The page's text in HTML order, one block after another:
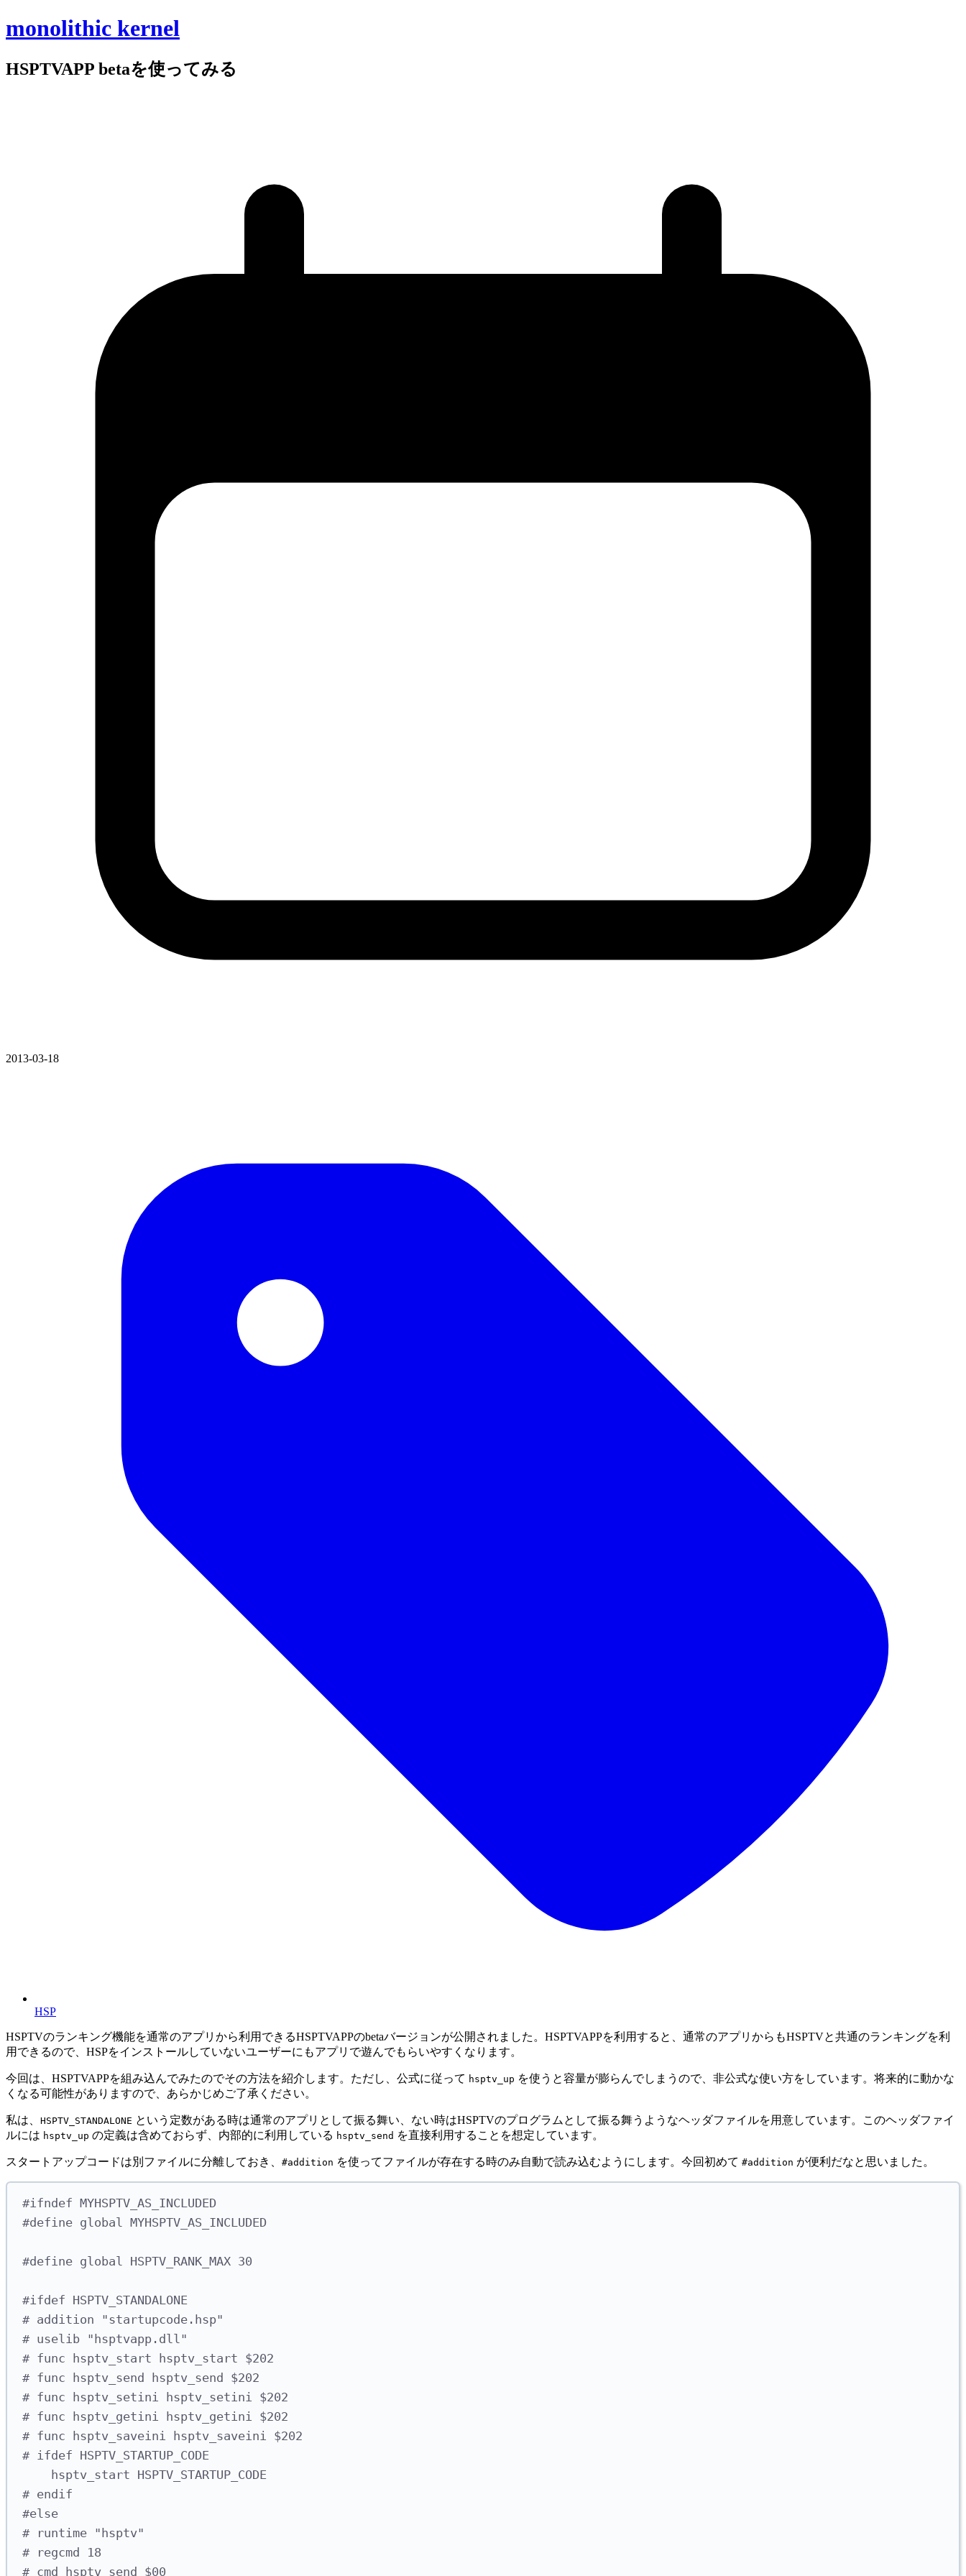
monolithic kernel
HSPTVAPP betaを使ってみる
2013-03-18
HSP
HSPTVのランキング機能を通常のアプリから利用できるHSPTVAPPのbetaバージョンが公開されました。HSPTVAPPを利用すると、通常のアプリからもHSPTVと共通のランキングを利
用できるので、HSPをインストールしていないユーザーにもアプリで遊んでもらいやすくなります。
今回は、HSPTVAPPを組み込んでみたのでその方法を紹介します。ただし、公式に従って hsptv_up を使うと容量が膨らんでしまうので、非公式な使い方をしています。将来的に動かな
くなる可能性がありますので、あらかじめご了承ください。
私は、 HSPTV_STANDALONE という定数がある時は通常のアプリとして振る舞い、ない時はHSPTVのプログラムとして振る舞うようなヘッダファイルを用意しています。このヘッダファイ
ルには hsptv_up の定義は含めておらず、内部的に利用している hsptv_send を直接利用することを想定しています。
スタートアップコードは別ファイルに分離しておき、 #addition を使ってファイルが存在する時のみ自動で読み込むようにします。今回初めて #addition が便利だなと思いました。
#ifndef MYHSPTV_AS_INCLUDED
#define global MYHSPTV_AS_INCLUDED
#define global HSPTV_RANK_MAX 30
#ifdef HSPTV_STANDALONE
# addition "startupcode.hsp"
# uselib "hsptvapp.dll"
# func hsptv_start hsptv_start $202
# func hsptv_send hsptv_send $202
# func hsptv_setini hsptv_setini $202
# func hsptv_getini hsptv_getini $202
# func hsptv_saveini hsptv_saveini $202
# ifdef HSPTV_STARTUP_CODE
hsptv_start HSPTV_STARTUP_CODE
# endif
#else
# runtime "hsptv"
# regcmd 18
# cmd hsptv_send $00